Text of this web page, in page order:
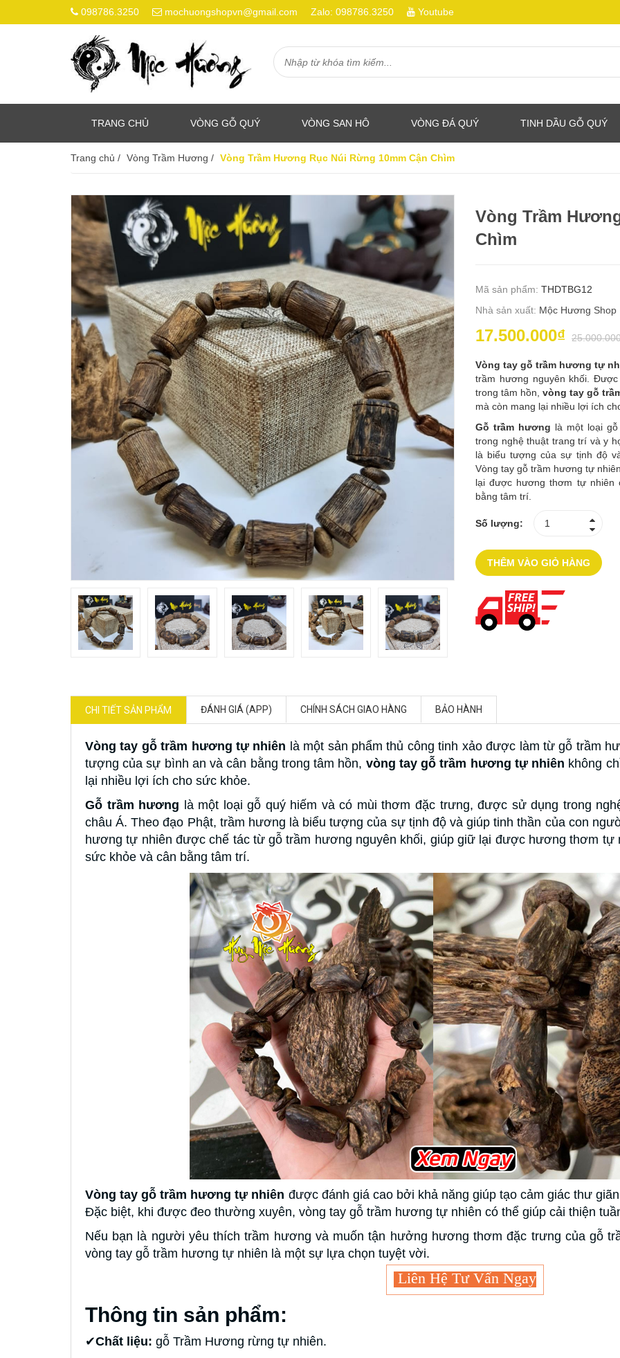
098786.3250 mochuongshopvn@gmail.com Zalo: 098786.3250 Youtube
TRANG CHỦ VÒNG GỖ QUÝ VÒNG SAN HÔ VÒNG ĐÁ QUÝ TINH DẦU GỖ QUÝ
Trang chủ / Vòng Trầm Hương / Vòng Trầm Hương Rục Núi Rừng 10mm Cận Chìm
Vòng Trầm
Chìm
Mã sản phẩm: THDTBG12
Nhà sản xuất: Mộc Hương Shop
17.500.000₫
Vòng tay gỗ trầm hương tự
trầm hương nguyên khối.
trong tâm hồn, vòng tay gỗ
mà còn mang lại nhiều lợi ích
Gỗ trầm hương là một loại
trong nghệ thuật trang trí và y
là biểu tượng của sự tịnh độ
Vòng tay gỗ trầm hương tự
lại được hương thơm tự nhiên
bằng tâm trí.
Số lượng:
THÊM VÀO GIỎ HÀNG
CHI TIẾT SẢN PHẨM ĐÁNH GIÁ (APP) CHÍNH SÁCH GIAO HÀNG BẢO HÀNH
Vòng tay gỗ trầm hương tự nhiên là một sản phẩm thủ công tinh xảo được làm từ gỗ trầm
tượng của sự bình an và cân bằng trong tâm hồn, vòng tay gỗ trầm hương tự nhiên không
lại nhiều lợi ích cho sức khỏe.
Gỗ trầm hương là một loại gỗ quý hiếm và có mùi thơm đặc trưng, được sử dụng trong
châu Á. Theo đạo Phật, trầm hương là biểu tượng của sự tịnh độ và giúp tinh thần của con
hương tự nhiên được chế tác từ gỗ trầm hương nguyên khối, giúp giữ lại được hương thơm tự
sức khỏe và cân bằng tâm trí.
Vòng tay gỗ trầm hương tự nhiên được đánh giá cao bởi khả năng giúp tạo cảm giác thư
Đặc biệt, khi được đeo thường xuyên, vòng tay gỗ trầm hương tự nhiên có thể giúp cải thiện
Nếu bạn là người yêu thích trầm hương và muốn tận hưởng hương thơm đặc trưng của gỗ
vòng tay gỗ trầm hương tự nhiên là một sự lựa chọn tuyệt vời.
Liên Hệ Tư Vấn Ngay
Thông tin sản phẩm:
✔Chất liệu: gỗ Trầm Hương rừng tự nhiên.